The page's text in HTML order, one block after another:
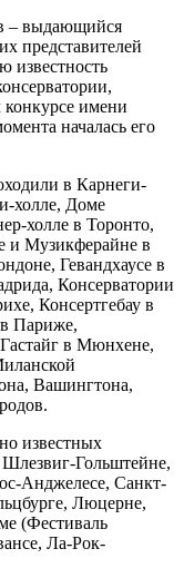
– выдающийся
представителей
известность
имени
началась его
в Карнеги-
холле, Доме
холле в Торонто,
и Музикферайне в
Гевандхаусе в
Консерватории
Консертгебау в
Париже,
в Мюнхене,
Вашингтона,
известных
Шлезвиг-Гольштейне,
Анджелесе, Санкт-
Люцерне,
(Фестиваль
Ла-Рок-